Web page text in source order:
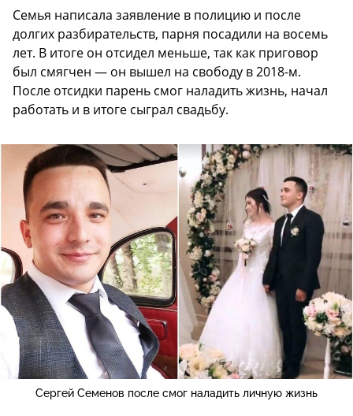
Семья написала заявление в полицию и после
долгих разбирательств, парня посадили на восемь
лет. В итоге он отсидел меньше, так как приговор
был смягчен — он вышел на свободу в 2018-м.
После отсидки парень смог наладить жизнь, начал
работать и в итоге сыграл свадьбу.
Сергей Семенов после смог наладить личную жизнь